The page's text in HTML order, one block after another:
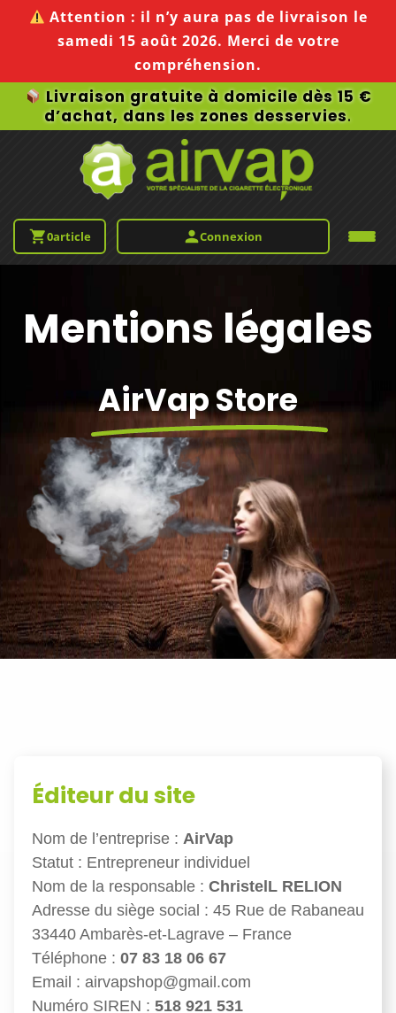
Attention : il n’y aura pas de livraison le
samedi 15 août 2026. Merci de votre
compréhension.
Livraison gratuite à domicile dès 15 €
d’achat, dans les zones desservies.
0article Connexion
Mentions légales
AirVap Store
Éditeur du site
Nom de l’entreprise : AirVap
Statut : Entrepreneur individuel
Nom de la responsable : ChristelL RELION
Adresse du siège social : 45 Rue de Rabaneau
33440 Ambarès-et-Lagrave – France
Téléphone : 07 83 18 06 67
Email : airvapshop@gmail.com
Numéro SIREN : 518 921 531